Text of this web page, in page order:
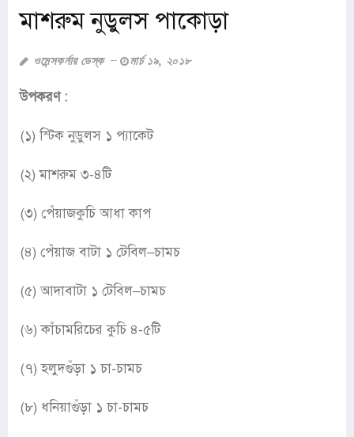
মাশরুম নুডুলস পাকোড়া
ওমেন্সকর্নার ডেস্ক মার্চ ১৯, ২০১৮
উপকরণ :
(১) স্টিক নুডুলস ১ প্যাকেট
(২) মাশরুম ৩-৪টি
(৩) পেঁয়াজকুচি আধা কাপ
(৪) পেঁয়াজ বাটা ১ টেবিল–চামচ
(৫) আদাবাটা ১ টেবিল–চামচ
(৬) কাঁচামরিচের কুচি ৪-৫টি
(৭) হলুদগুঁড়া ১ চা-চামচ
(৮) ধনিয়াগুঁড়া ১ চা-চামচ